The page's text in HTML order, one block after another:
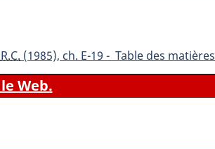
(1985), ch. E-19 - Table des matières
Web.